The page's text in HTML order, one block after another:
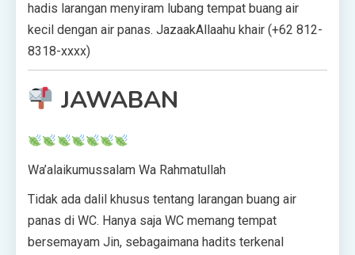
hadis larangan menyiram lubang tempat buang air
kecil dengan air panas. JazaakAllaahu khair (+62 812-
8318-xxxx)
JAWABAN
Wa’alaikumussalam Wa Rahmatullah
Tidak ada dalil khusus tentang larangan buang air
panas di WC. Hanya saja WC memang tempat
bersemayam Jin, sebagaimana hadits terkenal